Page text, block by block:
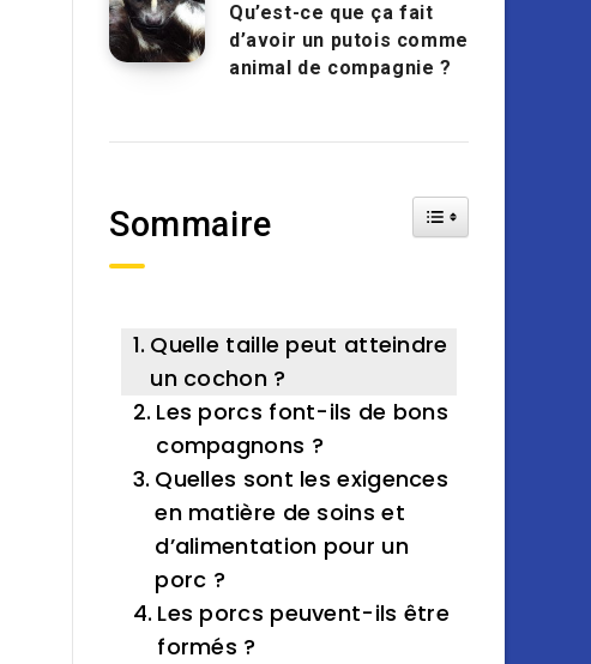
Qu’est-ce que ça fait
d’avoir un putois comme
animal de compagnie ?
Sommaire Toggle Table of
Quelle taille peut atteindre
un cochon ?
Les porcs font-ils de bons
compagnons ?
Quelles sont les exigences
en matière de soins et
d’alimentation pour un
porc ?
Les porcs peuvent-ils être
formés ?